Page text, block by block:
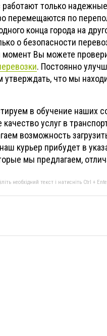
только
перемещаются по
конца города на
о безопасности
Вы можете
. Постоянно
что мы
в обучение наших
услуг в
возможность
курьер прибудет в
мы предлагаем,
необхідний текст і натисніть Ctrl +